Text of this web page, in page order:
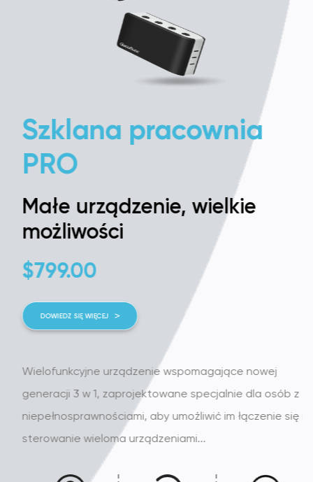
Szklana pracownia
PRO
Małe urządzenie, wielkie
możliwości
799.00
DOWIEDZ SIĘ WIĘCEJ
Wielofunkcyjne urządzenie wspomagające nowej
generacji 3 w 1, zaprojektowane specjalnie dla osób z
niepełnosprawnościami, aby umożliwić im łączenie się i
sterowanie wieloma urządzeniami...